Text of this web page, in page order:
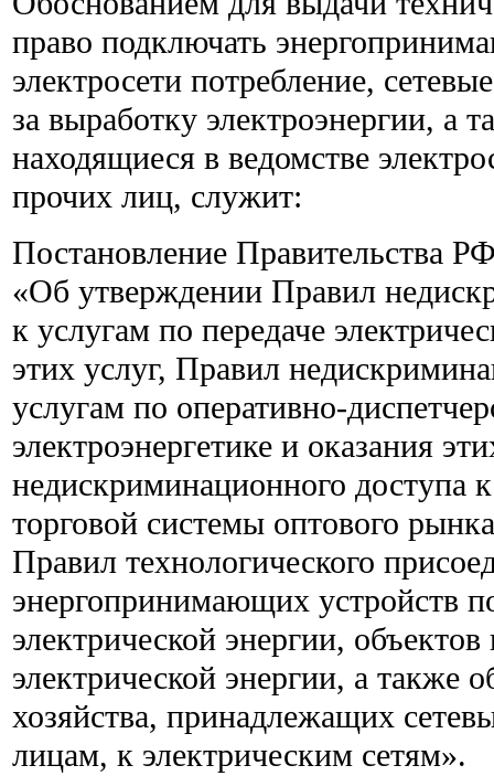
право подключать
электросети потребление,
за выработку электроэнергии, а
находящиеся в ведомстве
прочих лиц, служит:
Постановление Правительства
«Об утверждении Правил
к услугам по передаче
этих услуг, Правил
услугам по оперативно-
электроэнергетике и оказания
недискриминационного доступа
торговой системы оптового
Правил технологического
энергопринимающих устройств
электрической энергии,
электрической энергии, а также
хозяйства, принадлежащих
лицам, к электрическим сетям».